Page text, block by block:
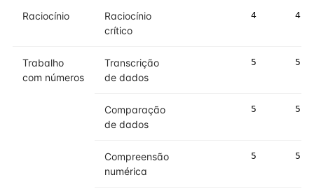
Raciocínio
Raciocínio
crítico
4 4
Trabalho
com números
Transcrição
de dados
5 5
Comparação
de dados
5 5
Compreensão
numérica
5 5